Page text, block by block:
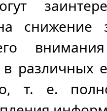
снижение
внимания
в различных
т. е.